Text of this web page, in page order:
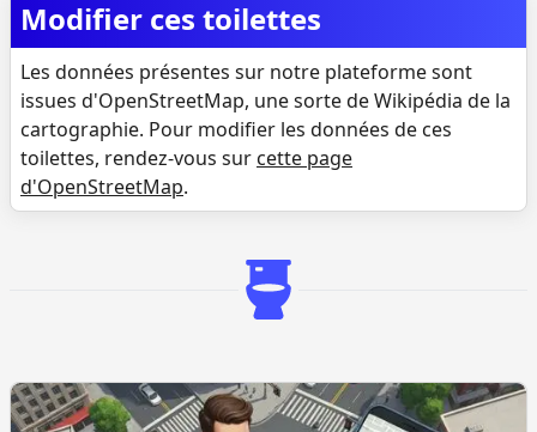
Modifier ces toilettes
Les données présentes sur notre plateforme sont
issues d'OpenStreetMap, une sorte de Wikipédia de la
cartographie. Pour modifier les données de ces
toilettes, rendez-vous sur cette page
d'OpenStreetMap.